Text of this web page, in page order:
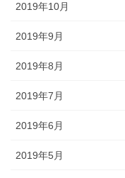
2019年10月
2019年9月
2019年8月
2019年7月
2019年6月
2019年5月